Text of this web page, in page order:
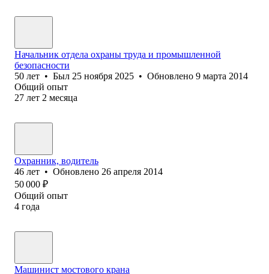
Начальник отдела охраны труда и промышленной
безопасности
50 лет • Был 25 ноября 2025 • Обновлено 9 марта 2014
Общий опыт
27 лет 2 месяца
Охранник, водитель
46 лет • Обновлено 26 апреля 2014
50 000 ₽
Общий опыт
4 года
Машинист мостового крана